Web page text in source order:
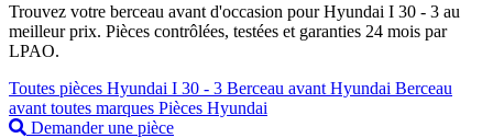
Trouvez votre berceau avant d'occasion pour Hyundai I 30 - 3 au
meilleur prix. Pièces contrôlées, testées et garanties 24 mois par
LPAO.
Toutes pièces Hyundai I 30 - 3 Berceau avant Hyundai Berceau
avant toutes marques Pièces Hyundai
Demander une pièce